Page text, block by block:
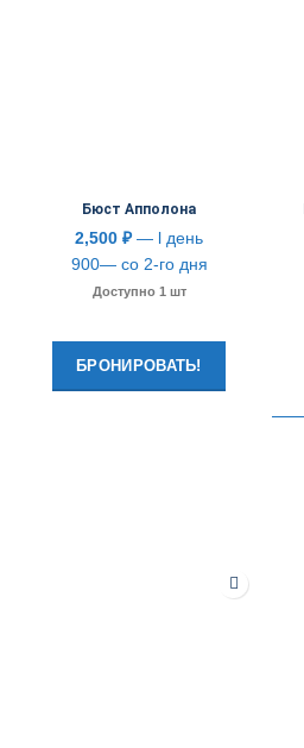
Бюст Апполона
2,500 ₽— l день
900— со 2-го дня
Доступно 1 шт
БРОНИРОВАТЬ!